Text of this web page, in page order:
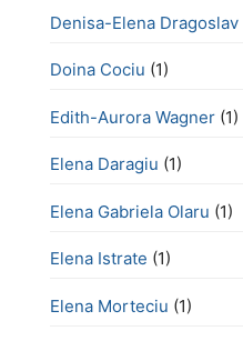
Denisa-Elena Dragoslav
Doina Cociu (1)
Edith-Aurora Wagner (1)
Elena Daragiu (1)
Elena Gabriela Olaru (1)
Elena Istrate (1)
Elena Morteciu (1)